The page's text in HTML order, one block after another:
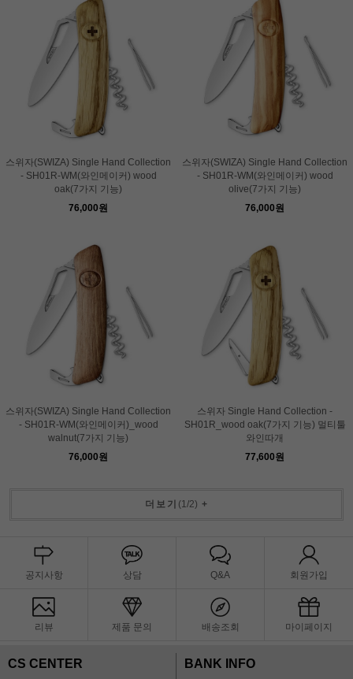
스위자(SWIZA) Single Hand Collection
- SH01R-WM(와인메이커) wood
oak(7가지 기능)
76,000원
스위자(SWIZA) Single Hand Collection
- SH01R-WM(와인메이커) wood
olive(7가지 기능)
76,000원
스위자(SWIZA) Single Hand Collection
- SH01R-WM(와인메이커)_wood
walnut(7가지 기능)
76,000원
스위자 Single Hand Collection -
SH01R_wood oak(7가지 기능) 멀티툴
와인따개
77,600원
더보기 (1 /2) +
공지사항 상담 Q&A 회원가입
리뷰 제품 문의 배송조회 마이페이지
CS CENTER BANK INFO